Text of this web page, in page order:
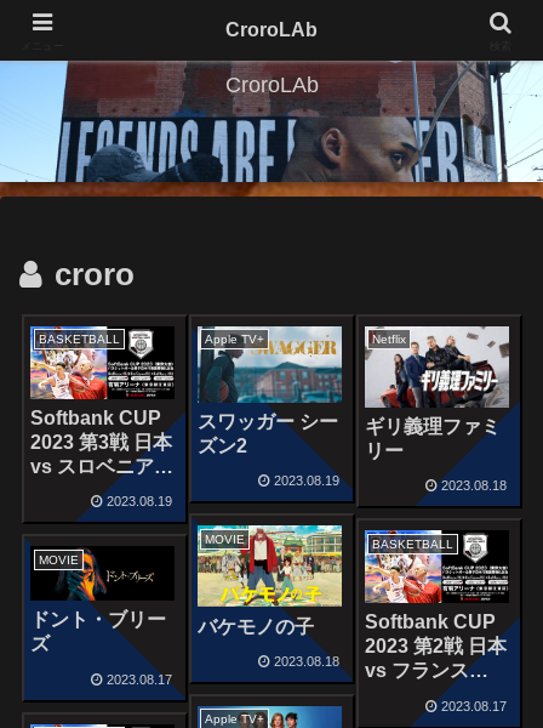
CroroLAb
croro
BASKETBALL
Softbank CUP
2023 第3戦 日本
vs スロベニア
August 19,
2023.08.19
Apple TV+
スワッガー シー
ズン2
2023.08.19
Netflix
ギリ義理ファミ
リー
2023.08.18
MOVIE
バケモノの子
2023.08.18
BASKETBALL
Softbank CUP
2023 第2戦 日本
vs フランス
August 17,
2023.08.17
MOVIE
ドント・ブリー
ズ
2023.08.17
Apple TV+
CroroLAb